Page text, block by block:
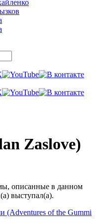
Zaslove)
описанные в данном
выступал(а).
of the Gummi